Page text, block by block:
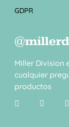
GDPR
Miller Division
cualquier
productos